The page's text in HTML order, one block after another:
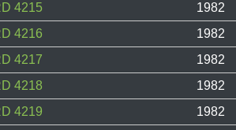
4215
1982
4216
1982
4217
1982
4218
1982
4219
1982